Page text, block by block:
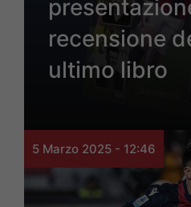
recensione
ultimo libro
5 Marzo 2025 - 12:46